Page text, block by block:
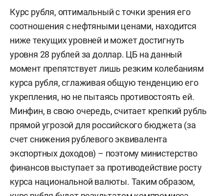
Курс рубля, оптимальный с точки зрения его
соотношения с нефтяными ценами, находится
ниже текущих уровней и может достигнуть
уровня 28 рублей за доллар. ЦБ на данный
момент препятствует лишь резким колебаниям
курса рубля, сглаживая общую тенденцию его
укрепления, но не пытаясь противостоять ей.
Минфин, в свою очередь, считает крепкий рубль
прямой угрозой для российского бюджета (за
счет снижения рублевого эквивалента
экспортных доходов) – поэтому министерство
финансов выступает за противодействие росту
курса национальной валюты. Таким образом,